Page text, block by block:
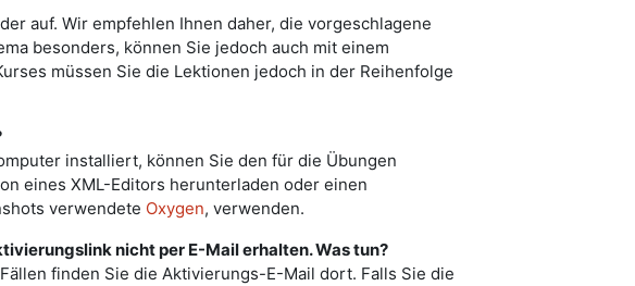
auf. Wir empfehlen Ihnen daher, die vorgeschlagene
besonders, können Sie jedoch auch mit einem
müssen Sie die Lektionen jedoch in der Reihenfolge
installiert, können Sie den für die Übungen
eines XML-Editors herunterladen oder einen
verwendete Oxygen, verwenden.
nicht per E-Mail erhalten. Was tun?
finden Sie die Aktivierungs-E-Mail dort. Falls Sie die